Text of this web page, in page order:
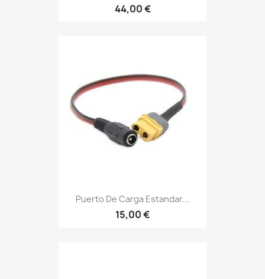
44,00 €
Puerto De Carga Estandar...
15,00 €